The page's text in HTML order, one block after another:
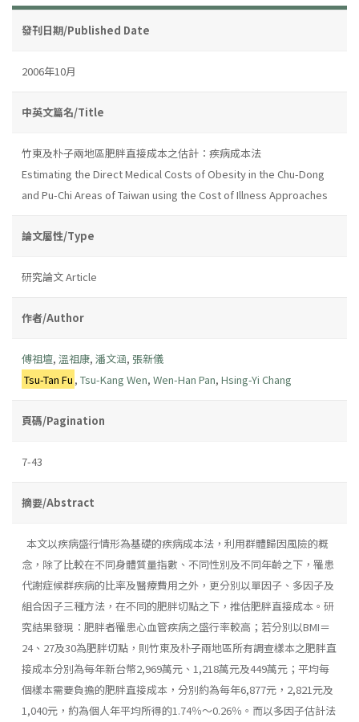
發刊日期/Published Date
2006年10月
中英文篇名/Title
竹東及朴子兩地區肥胖直接成本之估計：疾病成本法
Estimating the Direct Medical Costs of Obesity in the Chu-Dong
and Pu-Chi Areas of Taiwan using the Cost of Illness Approaches
論文屬性/Type
研究論文 Article
作者/Author
傅祖壇, 溫祖康, 潘文涵, 張新儀
Tsu-Tan Fu ,Tsu-Kang Wen,Wen-Han Pan,Hsing-Yi Chang
頁碼/Pagination
7-43
摘要/Abstract
本文以疾病盛行情形為基礎的疾病成本法，利用群體歸因風險的概
念，除了比較在不同身體質量指數、不同性別及不同年齡之下，罹患
代謝症候群疾病的比率及醫療費用之外，更分別以單因子、多因子及
組合因子三種方法，在不同的肥胖切點之下，推估肥胖直接成本。研
究結果發現：肥胖者罹患心血管疾病之盛行率較高；若分別以BMI＝
24、27及30為肥胖切點，則竹東及朴子兩地區所有調查樣本之肥胖直
接成本分別為每年新台幣2,969萬元、1,218萬元及449萬元；平均每
個樣本需要負擔的肥胖直接成本，分別約為每年6,877元，2,821元及
1,040元，約為個人年平均所得的1.74％～0.26％。而以多因子估計法